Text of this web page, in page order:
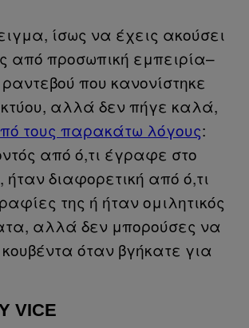
ίσως να έχεις ακούσει
από προσωπική εμπειρία–
που κανονίστηκε
αλλά δεν πήγε καλά,
τους παρακάτω λόγους:
από ό,τι έγραφε στο
ήταν διαφορετική από ό,τι
της ή ήταν ομιλητικός
αλλά δεν μπορούσες να
όταν βγήκατε για
VICE